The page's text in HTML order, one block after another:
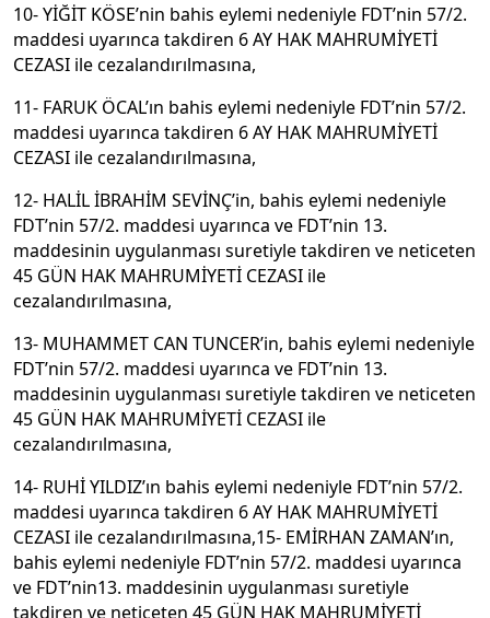
10- YİĞİT KÖSE’nin bahis eylemi nedeniyle FDT’nin 57/2.
maddesi uyarınca takdiren 6 AY HAK MAHRUMİYETİ
CEZASI ile cezalandırılmasına,
11- FARUK ÖCAL’ın bahis eylemi nedeniyle FDT’nin 57/2.
maddesi uyarınca takdiren 6 AY HAK MAHRUMİYETİ
CEZASI ile cezalandırılmasına,
12- HALİL İBRAHİM SEVİNÇ’in, bahis eylemi nedeniyle
FDT’nin 57/2. maddesi uyarınca ve FDT’nin 13.
maddesinin uygulanması suretiyle takdiren ve neticeten
45 GÜN HAK MAHRUMİYETİ CEZASI ile
cezalandırılmasına,
13- MUHAMMET CAN TUNCER’in, bahis eylemi nedeniyle
FDT’nin 57/2. maddesi uyarınca ve FDT’nin 13.
maddesinin uygulanması suretiyle takdiren ve neticeten
45 GÜN HAK MAHRUMİYETİ CEZASI ile
cezalandırılmasına,
14- RUHİ YILDIZ’ın bahis eylemi nedeniyle FDT’nin 57/2.
maddesi uyarınca takdiren 6 AY HAK MAHRUMİYETİ
CEZASI ile cezalandırılmasına,15- EMİRHAN ZAMAN’ın,
bahis eylemi nedeniyle FDT’nin 57/2. maddesi uyarınca
ve FDT’nin13. maddesinin uygulanması suretiyle
takdiren ve neticeten 45 GÜN HAK MAHRUMİYETİ